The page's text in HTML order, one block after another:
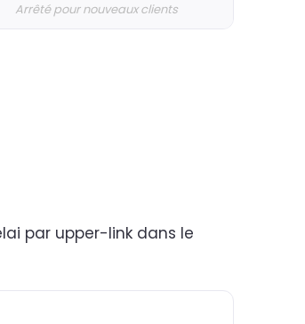
Arrêté pour nouveaux clients
par upper-link dans le